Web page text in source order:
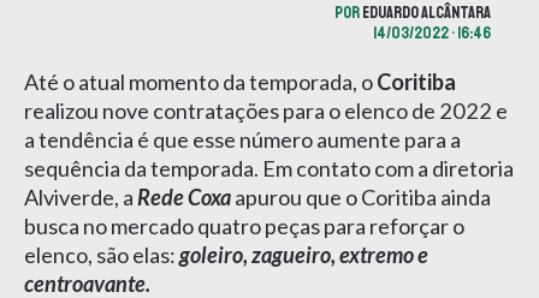
POREDUARDO ALCÂNTARA
14/03/2022 • 16:46
Até o atual momento da temporada, oCoritiba
realizou nove contratações para o elenco de 2022 e
a tendência é que esse número aumente para a
sequência da temporada. Em contato com a diretoria
Alviverde, aRede Coxaapurou que o Coritiba ainda
busca no mercado quatro peças para reforçar o
elenco, são elas:goleiro, zagueiro, extremo e
centroavante.